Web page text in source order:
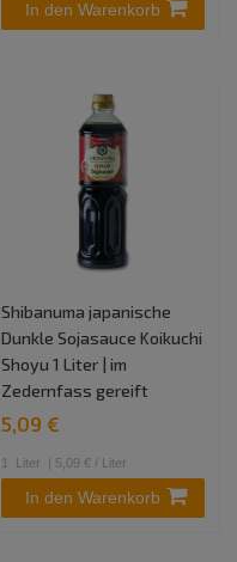
In den Warenkorb
Shibanuma japanische
Dunkle Sojasauce Koikuchi
Shoyu 1 Liter | im
Zedernfass gereift
5,09 €
1 Liter | 5,09 € / Liter
In den Warenkorb